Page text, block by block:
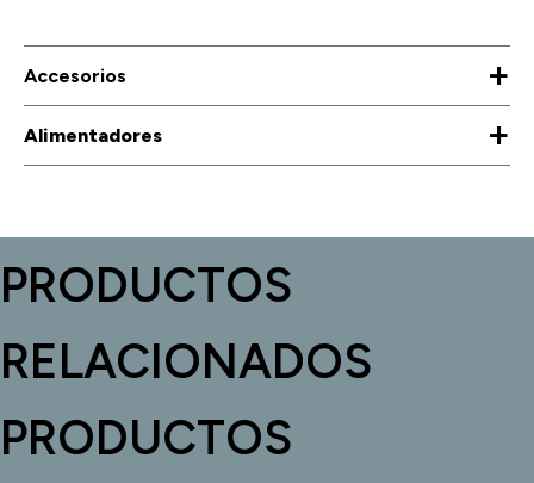
Accesorios +
Alimentadores +
PRODUCTOS
RELACIONADOS
PRODUCTOS